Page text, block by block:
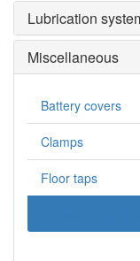
Lubrication
Miscellaneous
Battery covers
Clamps
Floor taps